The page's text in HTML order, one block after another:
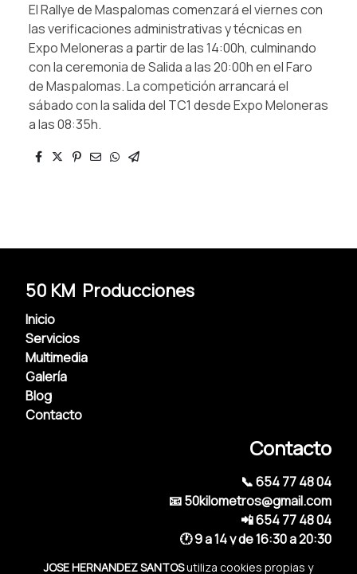
El Rallye de Maspalomas comenzará el viernes con
las verificaciones administrativas y técnicas en
Expo Meloneras a partir de las 14:00h, culminando
con la ceremonia de Salida a las 20:00h en el Faro
de Maspalomas. La competición arrancará el
sábado con la salida del TC1 desde Expo Meloneras
a las 08:35h.
50 KM Producciones
Inicio
Servicios
Multimedia
Galería
Blog
Contacto
Contacto
📞 654 77 48 04
📧 50kilometros@gmail.com
📲 654 77 48 04
🕐 9 a 14 y de 16:30 a 20:30
JOSE HERNANDEZ SANTOSutiliza cookies propias y